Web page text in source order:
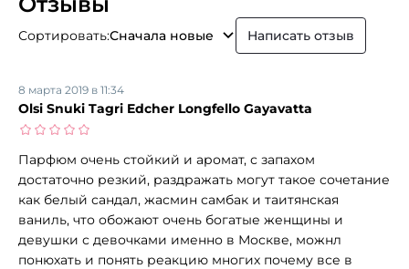
Сортировать:Сначала новые Написать отзыв
Olsi Snuki Tagri Edcher Longfello Gayavatta
8 марта 2019 в 11:34
Парфюм очень стойкий и аромат, с запахом
достаточно резкий, раздражать могут такое сочетание
как белый сандал, жасмин самбак и таитянская
ваниль, что обожают очень богатые женщины и
девушки с девочками именно в Москве, можнл
понюхать и понять реакцию многих почему все в